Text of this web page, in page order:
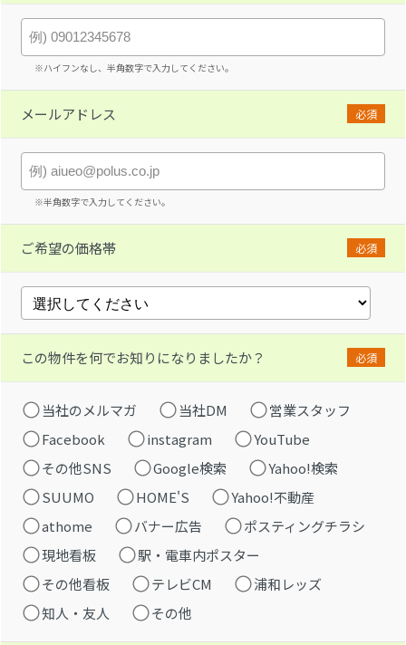
※ハイフンなし、半角数字で入力してください。
メールアドレス 必須
※半角数字で入力してください。
ご希望の価格帯 必須
この物件を何でお知りになりましたか？ 必須
当社のメルマガ 当社DM
営業スタッフ
Facebook
instagram
YouTube
その他SNS
Google検索
Yahoo!検索
SUUMO
HOME'S
Yahoo!不動産
athome
バナー広告
ポスティングチラシ
現地看板
駅・電車内ポスター
その他看板
テレビCM
浦和レッズ
知人・友人
その他